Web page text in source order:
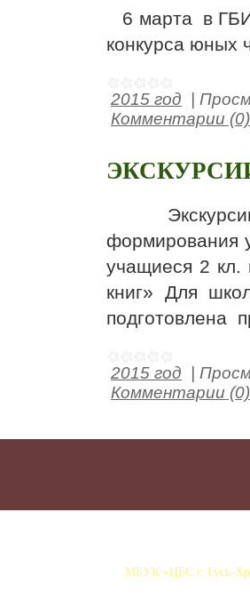
6 марта в
конкурса юных
2015 год
Комментарии (0)
Экскурсии
формирования
учащиеся 2
книг» Для
подготовлена
2015 год
Комментарии (0)
МБУК «ЦБС г. Гусь-